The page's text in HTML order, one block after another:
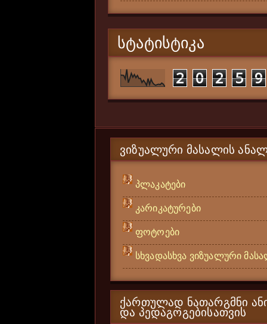
ᲡᲢᲐᲢᲘᲡᲢᲘᲙᲐ
2 0 2 5 9
ᲕᲘᲖᲣᲐᲚᲣᲠᲘ ᲛᲐᲡᲐᲚᲘᲡ
პლაკატები
კარიკატურები
ფოტოები
სხვადასხვა ვიზუალური
ᲥᲐᲠᲗᲣᲚᲐᲓ ᲜᲐᲗᲐᲠᲒᲛᲜᲘ
ᲓᲐ ᲞᲔᲓᲐᲒᲝᲒᲔᲑᲘᲡᲐᲗᲕᲘᲡ